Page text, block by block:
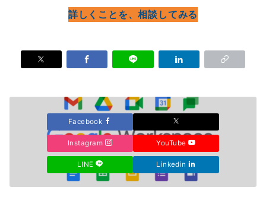
詳しくことを、相談してみる
Facebook
Instagram YouTube
LINE Linkedin